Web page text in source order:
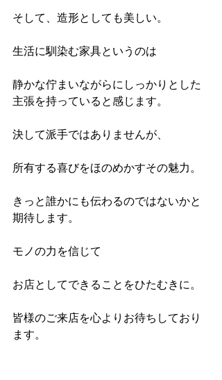
そして、造形としても美しい。
生活に馴染む家具というのは
静かな佇まいながらにしっかりとした
主張を持っていると感じます。
決して派手ではありませんが、
所有する喜びをほのめかすその魅力。
きっと誰かにも伝わるのではないかと
期待します。
モノの力を信じて
お店としてできることをひたむきに。
皆様のご来店を心よりお待ちしており
ます。